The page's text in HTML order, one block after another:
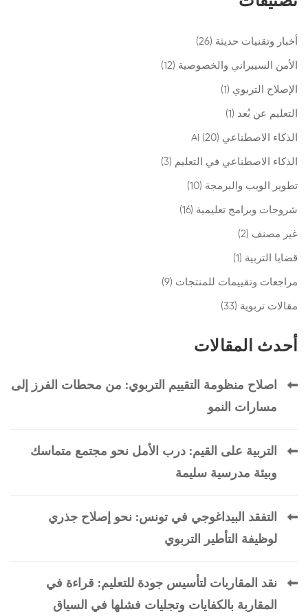
أخبار وتقنيات حديثة (26)
الأمن السيبراني والخصوصية (12)
الإصلاح التربوي (1)
التعليم عن بُعد (1)
الذكاء الاصطناعي AI (20)
الذكاء الاصطناعي في التعليم (3)
تطوير الويب والبرمجة (10)
شروحات وبرامج تعليمية (16)
غير مصنف (2)
قضايا التربية (1)
مراجعات وتقييمات للمنتجات (9)
مقالات تربوية (33)
أحدث المقالات
اصلاح منظومة التقييم التربوي: من محطات الفرز إلى
مسارات النمو
التربية على القيم: درب الأمل نحو مجتمع متماسك
وبيئة مدرسية سليمة
التفقد البيداغوجي في تونس: نحو إصلاح جذري
لوظيفة التأطير التربوي
نقد المقاربات لتأسيس جودة للتعليم: قراءة في
المقاربة بالكفايات وتجليات فشلها في السياق